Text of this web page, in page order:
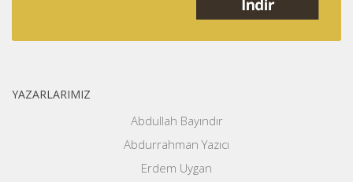
YAZARLARIMIZ
Abdullah Bayındır
Abdurrahman Yazıcı
Erdem Uygan